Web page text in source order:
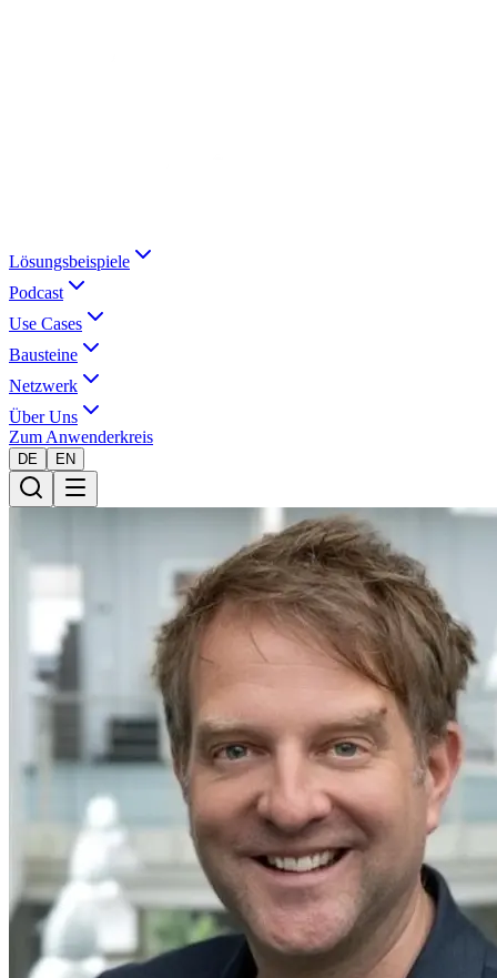
Lösungsbeispiele
Podcast
Use Cases
Bausteine
Netzwerk
Über Uns
Zum Anwenderkreis
DE EN